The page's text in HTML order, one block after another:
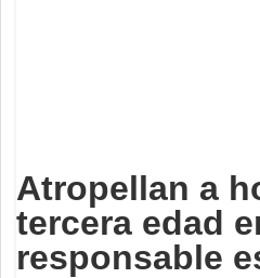
Atropellan a
tercera edad
responsable